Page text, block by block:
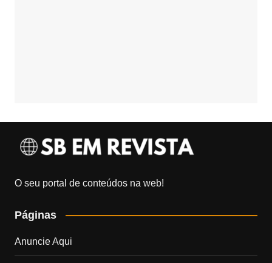
O seu portal de conteúdos na web!
Páginas
Anuncie Aqui